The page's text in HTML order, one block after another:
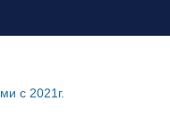
с 2021г.